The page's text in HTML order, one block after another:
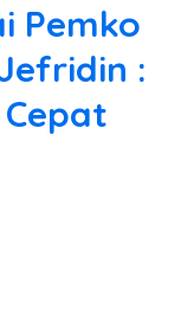
Pemko
: